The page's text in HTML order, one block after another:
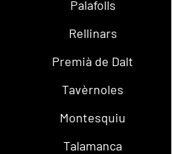
Palafolls
Rellinars
Premià de Dalt
Tavèrnoles
Montesquiu
Talamanca